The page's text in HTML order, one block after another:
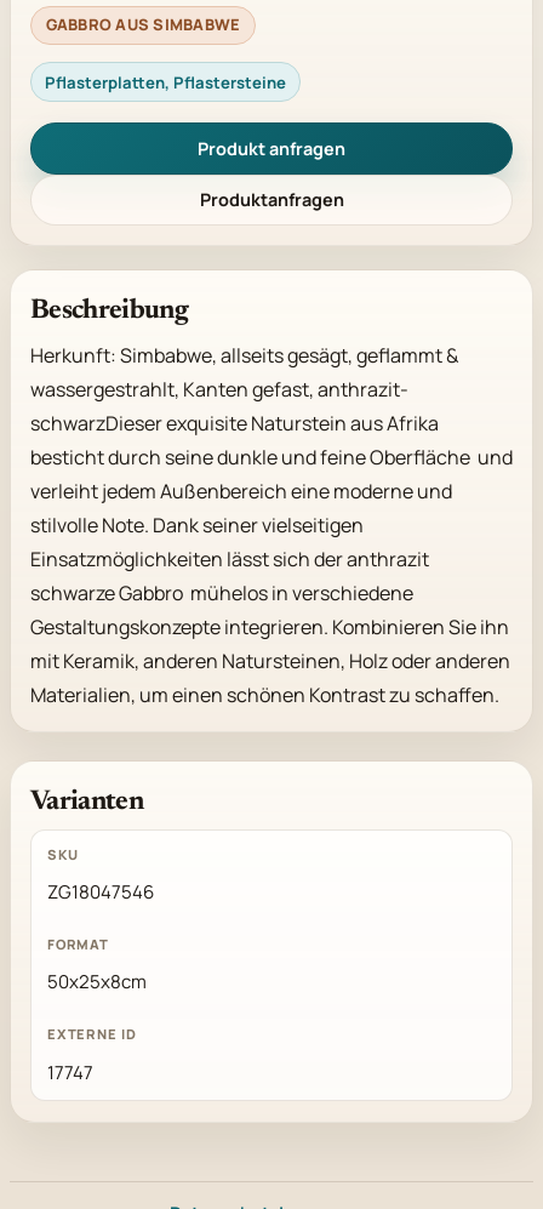
GABBRO AUS SIMBABWE
Pflasterplatten, Pflastersteine
Produkt anfragen
Produktanfragen
Beschreibung
Herkunft: Simbabwe, allseits gesägt, geflammt &
wassergestrahlt, Kanten gefast, anthrazit-
schwarzDieser exquisite Naturstein aus Afrika
besticht durch seine dunkle und feine Oberfläche  und
verleiht jedem Außenbereich eine moderne und
stilvolle Note. Dank seiner vielseitigen
Einsatzmöglichkeiten lässt sich der anthrazit
schwarze Gabbro  mühelos in verschiedene
Gestaltungskonzepte integrieren. Kombinieren Sie ihn
mit Keramik, anderen Natursteinen, Holz oder anderen
Materialien, um einen schönen Kontrast zu schaffen.
Varianten
ZG18047546
50x25x8cm
17747